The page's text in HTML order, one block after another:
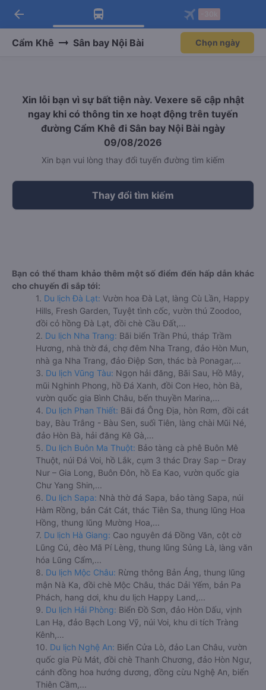
Tải app Vexere ngay!
Nhận ưu đãi thành viên độc
Mở app
Tải app Vexere
-30k/ghế khi đặt vé máy bay qua
Mở app
arrow_back
Cẩm Khê Sân bay Nội Bài Chọn ngày
Xin lỗi bạn vì sự bất tiện này. Vexere sẽ cập nhật
ngay khi có thông tin xe hoạt động trên tuyến
đường Cẩm Khê đi Sân bay Nội Bài ngày
09/08/2026
Xin bạn vui lòng thay đổi tuyến đường tìm kiếm
Thay đổi tìm kiếm
Bạn có thể tham khảo thêm một số điểm đến hấp dẫn khác
cho chuyến đi sắp tới:
1. Du lịch Đà Lạt: Vườn hoa Đà Lạt, làng Cù Lần, Happy
Hills, Fresh Garden, Tuyệt tình cốc, vườn thú Zoodoo,
đồi cỏ hồng Đà Lạt, đồi chè Cầu Đất,...
2. Du lịch Nha Trang: Bãi biển Trần Phú, tháp Trầm
Hương, nhà thờ đá, chợ đêm Nha Trang, đảo Hòn Mun,
nhà ga Nha Trang, đảo Điệp Sơn, thác bà Ponagar,...
3. Du lịch Vũng Tàu: Ngọn hải đăng, Bãi Sau, Hồ Mây,
mũi Nghinh Phong, hồ Đá Xanh, đồi Con Heo, hòn Bà,
vườn quốc gia Bình Châu, bến thuyền Marina,...
4. Du lịch Phan Thiết: Bãi đá Ông Địa, hòn Rơm, đồi cát
bay, Bàu Trắng - Bàu Sen, suối Tiên, làng chài Mũi Né,
đảo Hòn Bà, hải đăng Kê Gà,...
5. Du lịch Buôn Ma Thuột: Bảo tàng cà phê Buôn Mê
Thuột, núi Đá Voi, hồ Lắk, cụm 3 thác Dray Sap – Dray
Nur – Gia Long, Buôn Đôn, hồ Ea Kao, vườn quốc gia
Chư Yang Shin,...
6. Du lịch Sapa: Nhà thờ đá Sapa, bảo tàng Sapa, núi
Hàm Rồng, bản Cát Cát, thác Tiên Sa, thung lũng Hoa
Hồng, thung lũng Mường Hoa,...
7. Du lịch Hà Giang: Cao nguyên đá Đồng Văn, cột cờ
Lũng Cú, đèo Mã Pí Lèng, thung lũng Sủng Là, làng văn
hóa Lũng Cẩm,...
8. Du lịch Mộc Châu: Rừng thông Bản Áng, thung lũng
mận Nà Ka, đồi chè Mộc Châu, thác Dải Yếm, bản Pa
Phách, hang dơi, khu du lịch Happy Land,...
9. Du lịch Hải Phòng: Biển Đồ Sơn, đảo Hòn Dấu, vịnh
Lan Hạ, đảo Bạch Long Vỹ, núi Voi, khu di tích Tràng
Kênh,...
10. Du lịch Nghệ An: Biển Cửa Lò, đảo Lan Châu, vườn
quốc gia Pù Mát, đồi chè Thanh Chương, đảo Hòn Ngư,
cánh đồng hoa hướng dương, đồng cừu Nghệ An, biển
Thiên Cầm,...